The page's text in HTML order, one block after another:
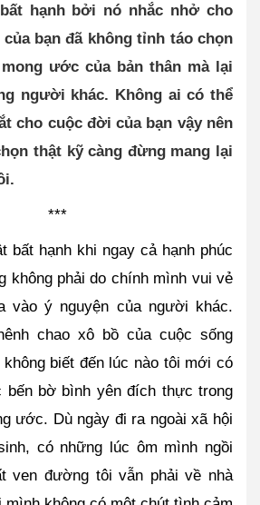
hạnh bởi nó nhắc nhở cho
bạn đã không tỉnh táo chọn
ước của bản thân mà lại
người khác. Không ai có thể
cho cuộc đời của bạn vậy nên
thật kỹ càng đừng mang lại
***
bất hạnh khi ngay cả hạnh phúc
không phải do chính mình vui vẻ
vào ý nguyện của người khác.
chao xô bồ của cuộc sống
biết đến lúc nào tôi mới có
bến bờ bình yên đích thực trong
ước. Dù ngày đi ra ngoài xã hội
có những lúc ôm mình ngồi
ven đường tôi vẫn phải về nhà